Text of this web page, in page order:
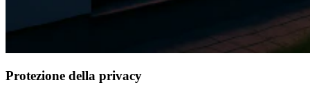
Protezione della privacy